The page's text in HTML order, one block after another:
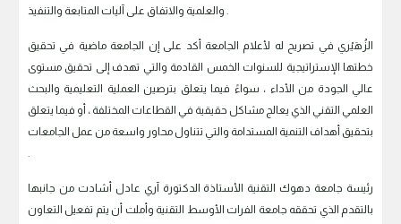
والعلمية والاتفاق على آليات المتابعة والتنفيذ .
الزُهَيْري في تصريح له لأعلام الجامعة أكد على إن الجامعة ماضية في تحقيق
خطتها الإستراتيجية للسنوات الخمس القادمة والتي تهدف إلى تحقيق مستوى
عالي الجودة من الأداء ، سواءً فيما يتعلق بترصين العملية التعليمية والبحث
العلمي التقني الذي يعالج مشاكل حقيقية في القطاعات المختلفة ، أو فيما يتعلق
بتحقيق أهداف التنمية المستدامة والتي تتناول محاور واسعة من عمل الجامعات
.
رئيسة جامعة دهوك التقنية الأستاذة الدكتورة آري عادل أشادت من جانبها
بالتقدم الذي تحققه جامعة الفرات الأوسط التقنية وأملت أن يتم تفعيل التعاون